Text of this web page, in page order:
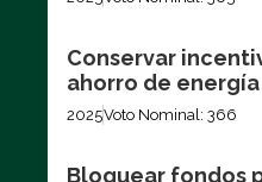
Conservar
ahorro de energía
2025Voto Nominal: 366
Bloquear fondos